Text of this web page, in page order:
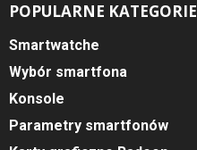
POPULARNE KATEGORIE
Smartwatche
Wybór smartfona
Konsole
Parametry smartfonów